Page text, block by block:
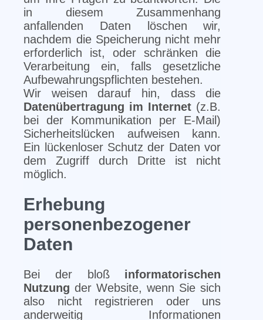
in diesem Zusammenhang
anfallenden Daten löschen wir,
nachdem die Speicherung nicht mehr
erforderlich ist, oder schränken die
Verarbeitung ein, falls gesetzliche
Aufbewahrungspflichten bestehen.
Wir weisen darauf hin, dass die
Datenübertragung im Internet (z.B.
bei der Kommunikation per E-Mail)
Sicherheitslücken aufweisen kann.
Ein lückenloser Schutz der Daten vor
dem Zugriff durch Dritte ist nicht
möglich.
Erhebung
personenbezogener
Daten
Bei der bloß informatorischen
Nutzung der Website, wenn Sie sich
also nicht registrieren oder uns
anderweitig Informationen